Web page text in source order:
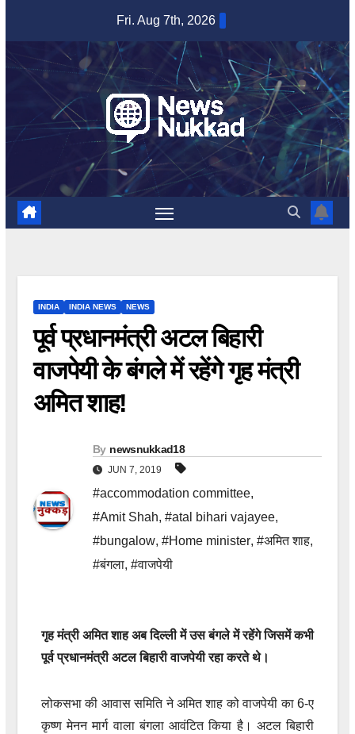
content
Fri. Aug 7th, 2026
INDIA INDIA NEWS NEWS
पूर्व प्रधानमंत्री अटल बिहारी
वाजपेयी के बंगले में रहेंगे गृह मंत्री
अमित शाह!
By newsnukkad18
JUN 7, 2019
#accommodation committee,
#Amit Shah, #atal bihari vajayee,
#bungalow, #Home minister, #अमित शाह,
#बंगला, #वाजपेयी
गृह मंत्री अमित शाह अब दिल्ली में उस बंगले में रहेंगे जिसमें कभी
पूर्व प्रधानमंत्री अटल बिहारी वाजपेयी रहा करते थे।
लोकसभा की आवास समिति ने अमित शाह को वाजपेयी का 6-ए
कृष्ण मेनन मार्ग वाला बंगला आवंटित किया है। अटल बिहारी